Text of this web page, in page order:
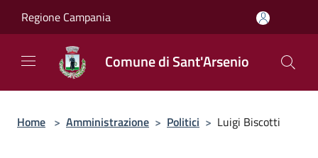
Regione Campania
Comune di Sant'Arsenio
Home > Amministrazione > Politici > Luigi Biscotti